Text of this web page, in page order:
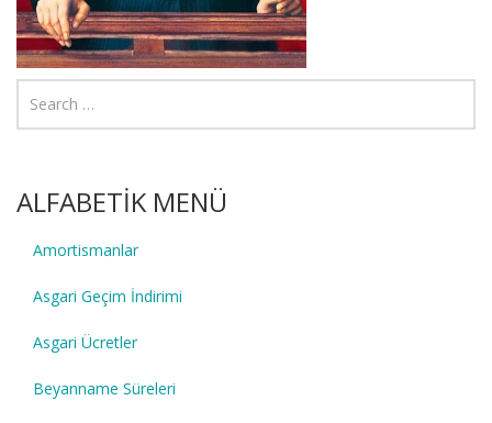
ALFABETİK MENÜ
Amortismanlar
Asgari Geçim İndirimi
Asgari Ücretler
Beyanname Süreleri